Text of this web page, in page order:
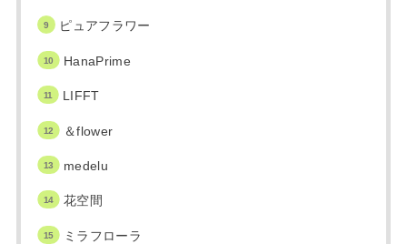
ピュアフラワー
HanaPrime
LIFFT
＆flower
medelu
花空間
ミラフローラ